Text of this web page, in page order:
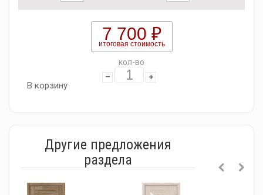
7 700 ₽
итоговая стоимость
кол-во
В корзину
Другие предложения
раздела